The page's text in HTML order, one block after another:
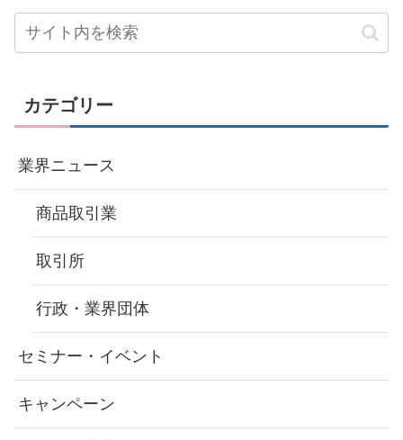
カテゴリー
業界ニュース
商品取引業
取引所
行政・業界団体
セミナー・イベント
キャンペーン